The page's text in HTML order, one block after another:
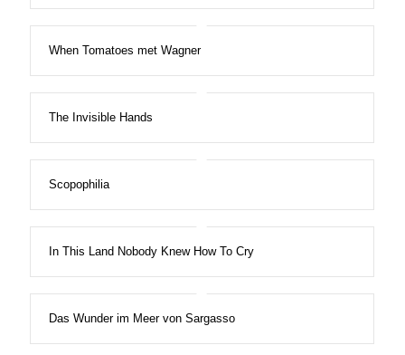
When Tomatoes met Wagner
The Invisible Hands
Scopophilia
In This Land Nobody Knew How To Cry
Das Wunder im Meer von Sargasso